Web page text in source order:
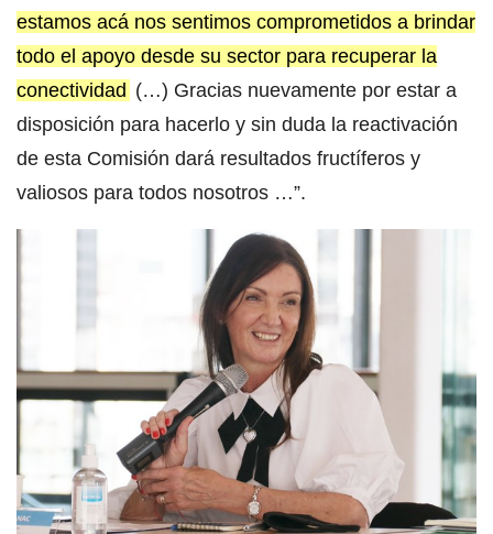
estamos acá nos sentimos comprometidos a brindar
todo el apoyo desde su sector para recuperar la
conectividad (…) Gracias nuevamente por estar a
disposición para hacerlo y sin duda la reactivación
de esta Comisión dará resultados fructíferos y
valiosos para todos nosotros …”.